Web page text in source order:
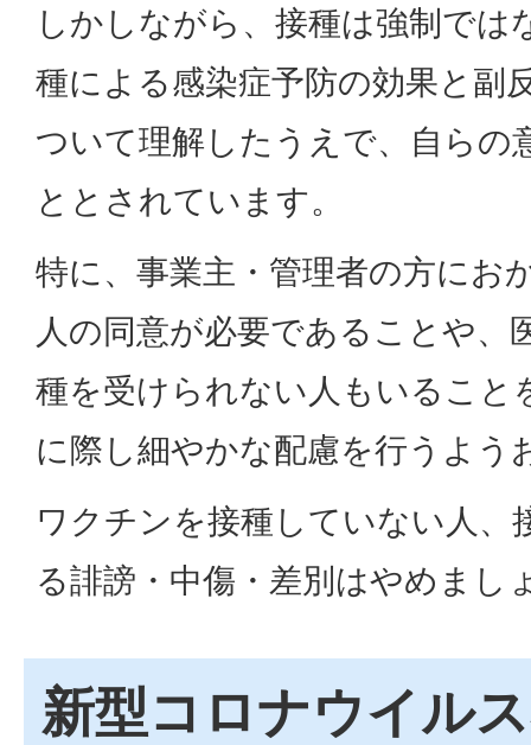
しかしながら、接種は強制では
種による感染症予防の効果と副
ついて理解したうえで、自らの
ととされています。
特に、事業主・管理者の方にお
人の同意が必要であることや、
種を受けられない人もいること
に際し細やかな配慮を行うよう
ワクチンを接種していない人、
る誹謗・中傷・差別はやめまし
新型コロナウイル